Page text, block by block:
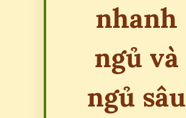
nhanh
ngủ và
ngủ sâu